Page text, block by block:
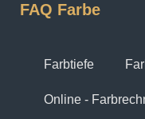
FAQ Farbe
Farbtiefe
Online -